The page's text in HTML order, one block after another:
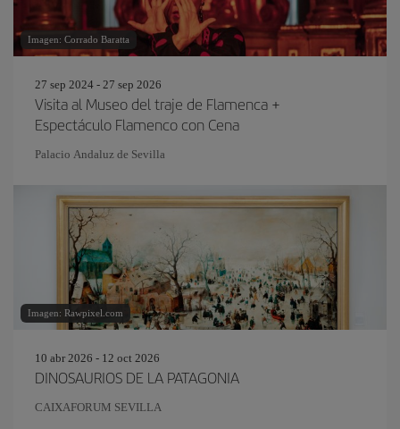
Imagen: Corrado Baratta
27 sep 2024 - 27 sep 2026
Visita al Museo del traje de Flamenca +
Espectáculo Flamenco con Cena
Palacio Andaluz de Sevilla
Imagen: Rawpixel.com
10 abr 2026 - 12 oct 2026
DINOSAURIOS DE LA PATAGONIA
CAIXAFORUM SEVILLA